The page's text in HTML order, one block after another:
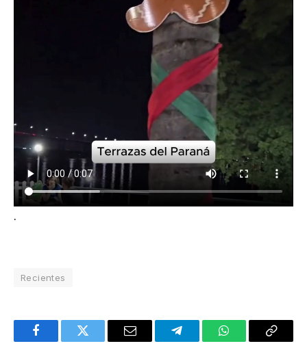
.
Recientes
FacebookTwitter Email TelegramWhatsAppCopy